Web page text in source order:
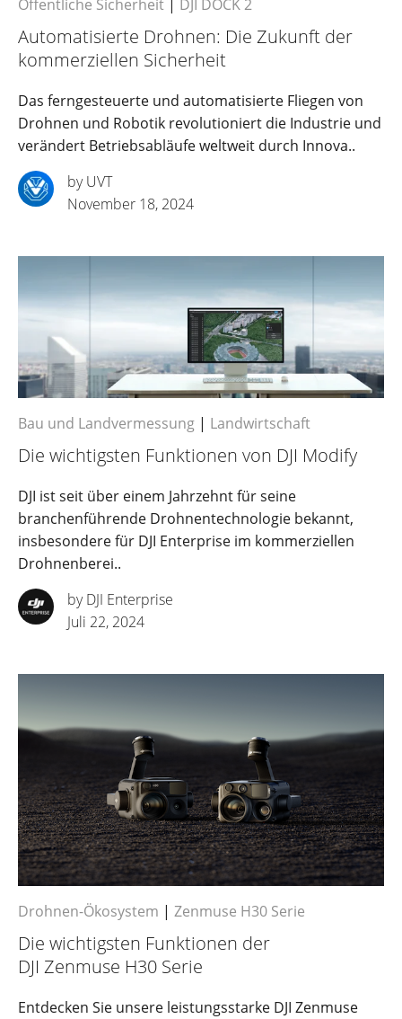
Öffentliche Sicherheit DJI DOCK 2
Automatisierte Drohnen: Die Zukunft der
kommerziellen Sicherheit
Das ferngesteuerte und automatisierte Fliegen von
Drohnen und Robotik revolutioniert die Industrie und
verändert Betriebsabläufe weltweit durch Innova..
by UVT
November 18, 2024
Bau und Landvermessung | Landwirtschaft
Die wichtigsten Funktionen von DJI Modify
DJI ist seit über einem Jahrzehnt für seine
branchenführende Drohnentechnologie bekannt,
insbesondere für DJI Enterprise im kommerziellen
Drohnenberei..
by DJI Enterprise
Juli 22, 2024
Drohnen-Ökosystem | Zenmuse H30 Serie
Die wichtigsten Funktionen der
DJI Zenmuse H30 Serie
Entdecken Sie unsere leistungsstarke DJI Zenmuse